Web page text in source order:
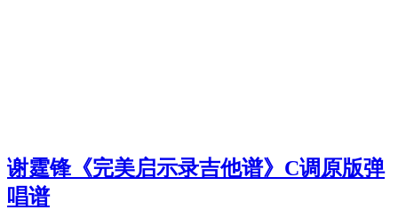
谢霆锋《完美启示录吉他谱》C调原版弹
唱谱